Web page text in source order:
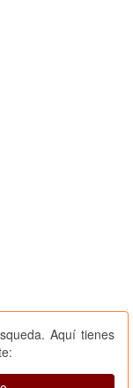
Aquí tienes